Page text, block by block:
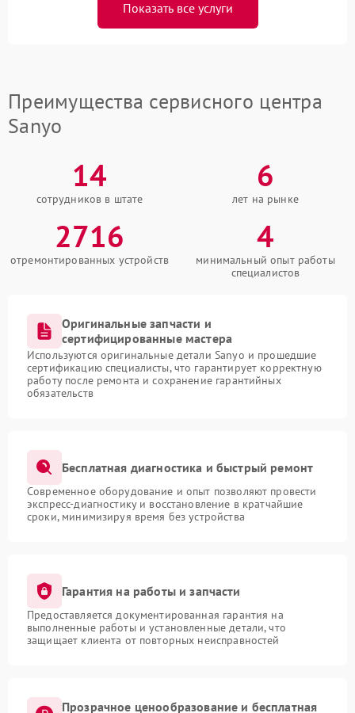
Показать все услуги
Преимущества сервисного центра
Sanyo
14
сотрудников в штате
6
лет на рынке
2716
отремонтированных устройств
4
минимальный опыт работы
специалистов
Оригинальные запчасти и
сертифицированные мастера
Используются оригинальные детали Sanyo и прошедшие
сертификацию специалисты, что гарантирует корректную
работу после ремонта и сохранение гарантийных
обязательств
Бесплатная диагностика и быстрый ремонт
Современное оборудование и опыт позволяют провести
экспресс-диагностику и восстановление в кратчайшие
сроки, минимизируя время без устройства
Гарантия на работы и запчасти
Предоставляется документированная гарантия на
выполненные работы и установленные детали, что
защищает клиента от повторных неисправностей
Прозрачное ценообразование и бесплатная